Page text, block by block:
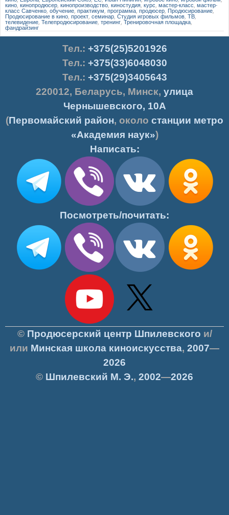
кино, кинопродюсер кинопроизводство киностудия, курс мастер-класс мастер-
класс Савченко обучение,практикум программа продюсер Продюсирование,
Продюсирование в кино проект семинар Студия игровых фильмов ТВ
телевидение Телепродюсирование тренинг Тренировочная площадка
фандрайзинг
Тел.: +375(25)5201926
Тел.: +375(33)6048030
Тел.: +375(29)3405643
220012, Беларусь, Минск, улица
Чернышевского, 10А
(Первомайский район, около станции метро
«Академия наук»)
Написать:
Посмотреть/почитать:
© Продюсерский центр Шпилевского и/
или Минская школа киноискусства, 2007—
2026
© Шпилевский М. Э., 2002—2026